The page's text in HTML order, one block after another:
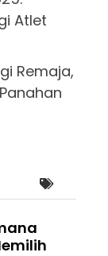
Atlet
Remaja,